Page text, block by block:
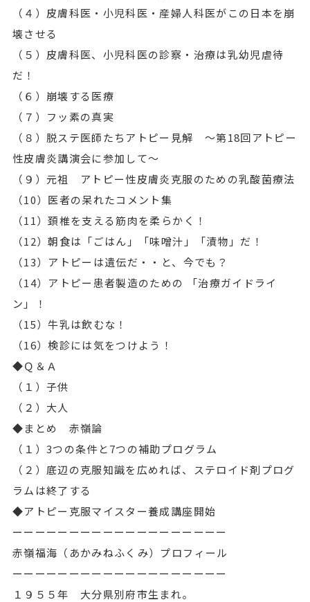
（４）皮膚科医・小児科医・産婦人科医がこの日本を崩
壊させる
（５）皮膚科医、小児科医の診察・治療は乳幼児虐待
だ！
（６）崩壊する医療
（７）フッ素の真実
（８）脱ステ医師たちアトピー見解 ～第18回アトピー
性皮膚炎講演会に参加して～
（９）元祖 アトピー性皮膚炎克服のための乳酸菌療法
（10）医者の呆れたコメント集
（11）頚椎を支える筋肉を柔らかく！
（12）朝食は「ごはん」「味噌汁」「漬物」だ！
（13）アトピーは遺伝だ・・と、今でも？
（14）アトピー患者製造のための 「治療ガイドライ
ン」！
（15）牛乳は飲むな！
（16）検診には気をつけよう！
◆Ｑ＆Ａ
（１）子供
（２）大人
◆まとめ 赤嶺論
（１）3つの条件と7つの補助プログラム
（２）底辺の克服知識を広めれば、ステロイド剤プログ
ラムは終了する
◆アトピー克服マイスター養成講座開始
ーーーーーーーーーーーーーーーーーーー
赤嶺福海（あかみねふくみ）プロフィール
ーーーーーーーーーーーーーーーーーーー
１９５５年 大分県別府市生まれ。